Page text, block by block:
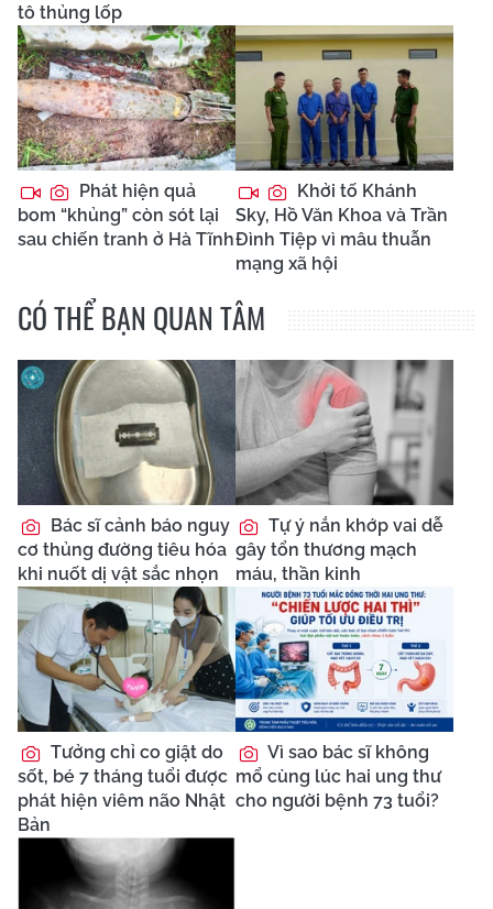
tô thủng lốp
Phát hiện quả
bom “khủng” còn sót lại
sau chiến tranh ở Hà Tĩnh
Khởi tố Khánh
Sky, Hồ Văn Khoa và Trần
Đình Tiệp vì mâu thuẫn
mạng xã hội
CÓ THỂ BẠN QUAN TÂM
Bác sĩ cảnh báo nguy
cơ thủng đường tiêu hóa
khi nuốt dị vật sắc nhọn
Tự ý nắn khớp vai dễ
gây tổn thương mạch
máu, thần kinh
Tưởng chỉ co giật do
sốt, bé 7 tháng tuổi được
phát hiện viêm não Nhật
Bản
Vì sao bác sĩ không
mổ cùng lúc hai ung thư
cho người bệnh 73 tuổi?